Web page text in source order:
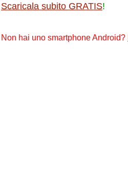
Scaricala subito GRATIS!
Non hai uno smartphone Android?